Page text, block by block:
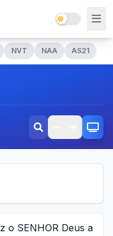
NVT NAA AS21
o SENHOR Deus a